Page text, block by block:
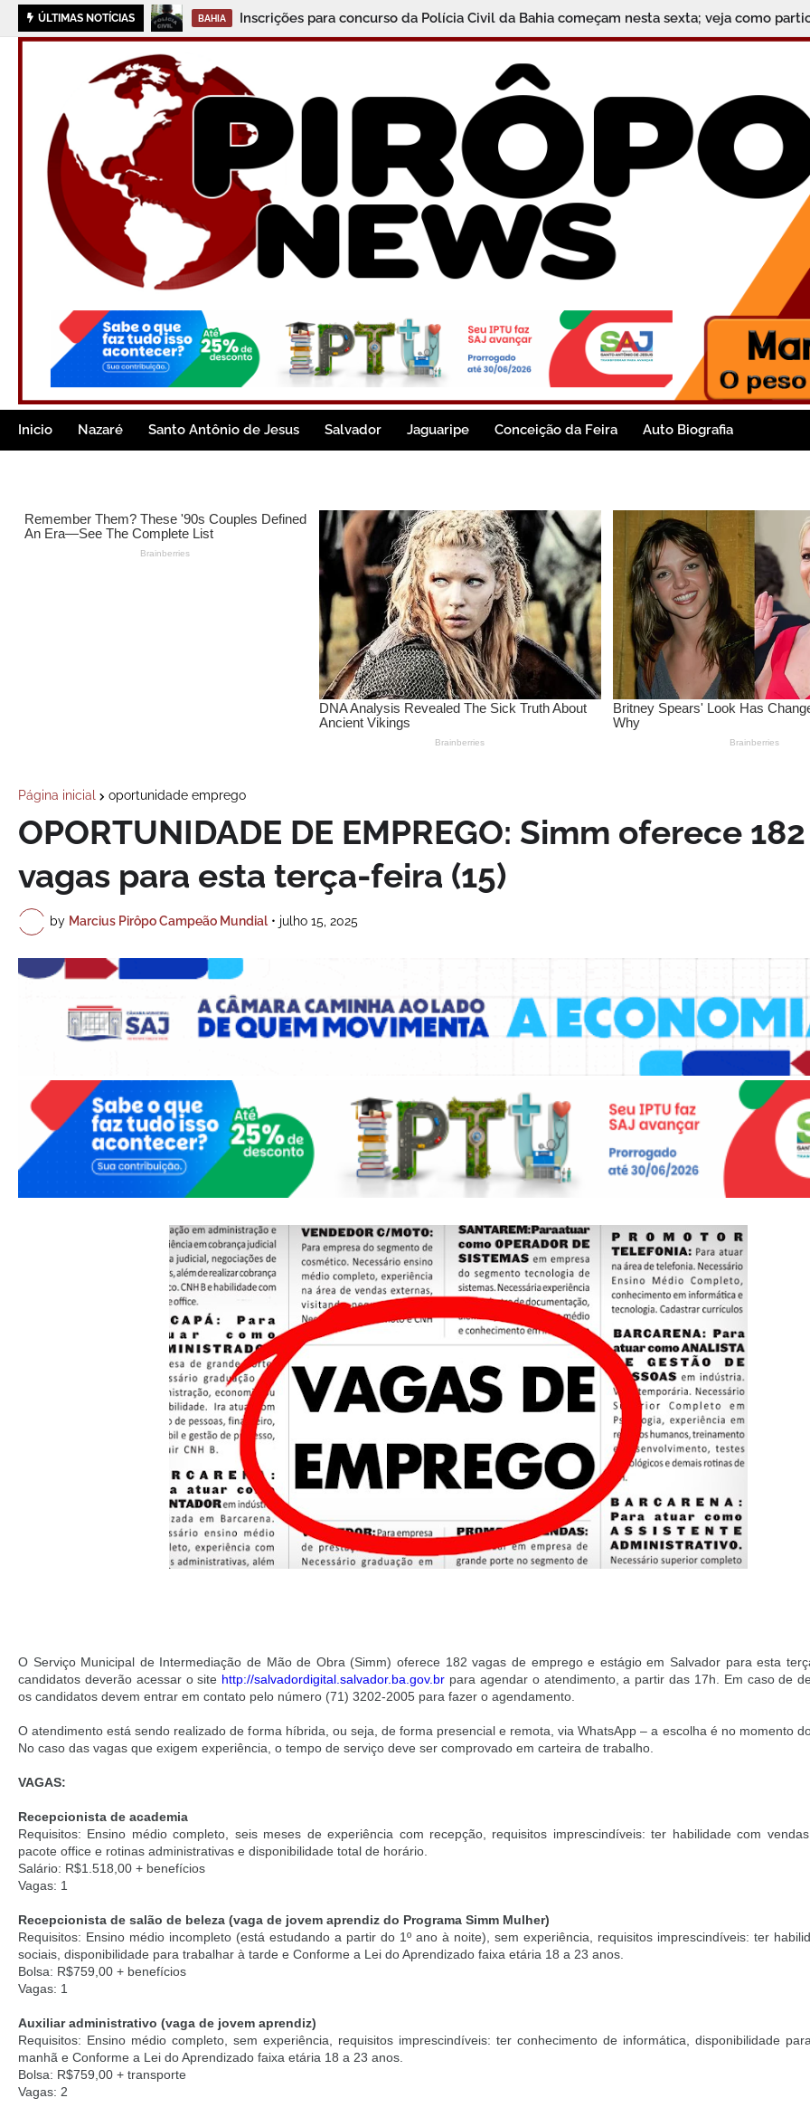
ÚLTIMAS NOTÍCIAS BAHIA Inscrições para concurso da Polícia Civil da Bahia começam nesta sexta; veja como
Inicio Nazaré Santo Antônio de Jesus Salvador Jaguaripe Conceição da Feira Auto Biografia
Página inicial oportunidade emprego
OPORTUNIDADE DE EMPREGO: Simm oferece 182
vagas para esta terça-feira (15)
by Marcius Pirôpo Campeão Mundial • julho 15, 2025
O Serviço Municipal de Intermediação de Mão de Obra (Simm) oferece 182 vagas de emprego e estágio em Salvador para esta
candidatos deverão acessar o site http://salvadordigital.salvador.ba.gov.br para agendar o atendimento, a partir das 17h. Em caso de
os candidatos devem entrar em contato pelo número (71) 3202-2005 para fazer o agendamento.
O atendimento está sendo realizado de forma híbrida, ou seja, de forma presencial e remota, via WhatsApp – a escolha é no momento
No caso das vagas que exigem experiência, o tempo de serviço deve ser comprovado em carteira de trabalho.
VAGAS:
Recepcionista de academia
Requisitos: Ensino médio completo, seis meses de experiência com recepção, requisitos imprescindíveis: ter habilidade com
pacote office e rotinas administrativas e disponibilidade total de horário.
Salário: R$1.518,00 + benefícios
Vagas: 1
Recepcionista de salão de beleza (vaga de jovem aprendiz do Programa Simm Mulher)
Requisitos: Ensino médio incompleto (está estudando a partir do 1º ano à noite), sem experiência, requisitos imprescindíveis: ter
sociais, disponibilidade para trabalhar à tarde e Conforme a Lei do Aprendizado faixa etária 18 a 23 anos.
Bolsa: R$759,00 + benefícios
Vagas: 1
Auxiliar administrativo (vaga de jovem aprendiz)
Requisitos: Ensino médio completo, sem experiência, requisitos imprescindíveis: ter conhecimento de informática, disponibilidade
manhã e Conforme a Lei do Aprendizado faixa etária 18 a 23 anos.
Bolsa: R$759,00 + transporte
Vagas: 2